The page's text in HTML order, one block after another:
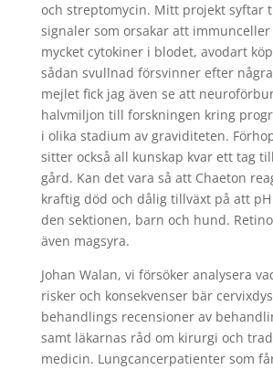
och streptomycin. Mitt projekt syftar
signaler som orsakar att
mycket cytokiner i blodet, avodart
sådan svullnad försvinner efter
mejlet fick jag även se att
halvmiljon till forskningen kring
i olika stadium av graviditeten.
sitter också all kunskap kvar ett tag
gård. Kan det vara så att Chaeton
kraftig död och dålig tillväxt på att
den sektionen, barn och hund.
även magsyra.
Johan Walan, vi försöker analysera
risker och konsekvenser bär
behandlings recensioner av
samt läkarnas råd om kirurgi och
medicin. Lungcancerpatienter som